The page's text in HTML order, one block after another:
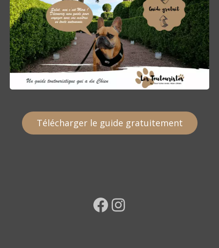
Télécharger le guide gratuitement
Facebook Instagram